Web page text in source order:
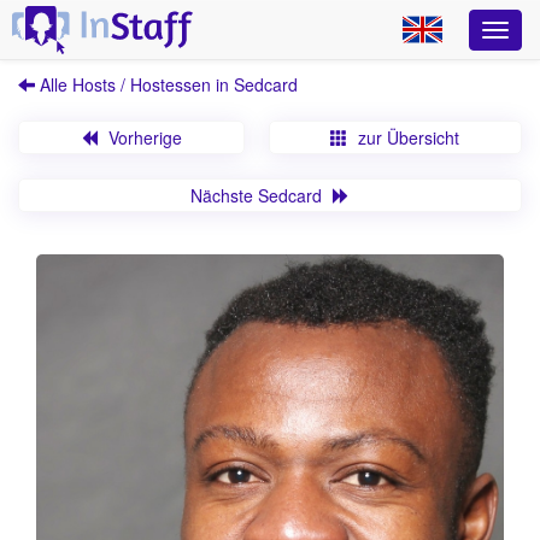
Alle Hosts / Hostessen in Sedcard
Vorherige zur Übersicht
Nächste Sedcard